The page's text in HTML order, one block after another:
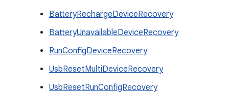
BatteryRechargeDeviceRecovery
BatteryUnavailableDeviceRecovery
RunConfigDeviceRecovery
UsbResetMultiDeviceRecovery
UsbResetRunConfigRecovery